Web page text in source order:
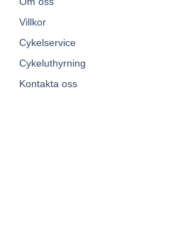
Villkor
Cykelservice
Cykeluthyrning
Kontakta oss